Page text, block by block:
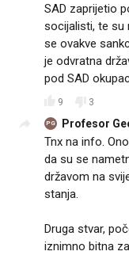
SAD zaprijetio
socijalisti, te su
se ovakve
je odvratna
pod SAD
9 3
PG Profesor
Tnx na info.
da su se
državom na
stanja.
Druga stvar,
iznimno bitna